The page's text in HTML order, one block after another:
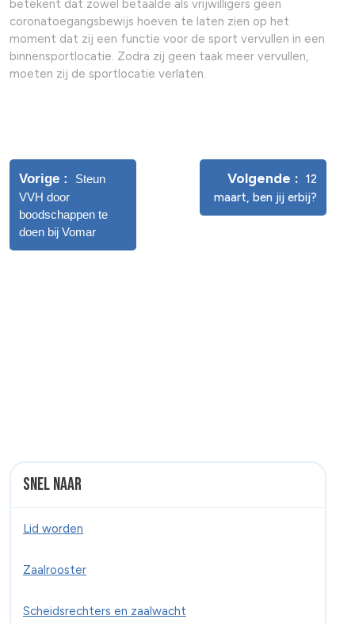
betekent dat zowel betaalde als vrijwilligers geen
coronatoegangsbewijs hoeven te laten zien op het
moment dat zij een functie voor de sport vervullen in een
binnensportlocatie. Zodra zij geen taak meer vervullen,
moeten zij de sportlocatie verlaten.
Vorige
Steun
VVH door
boodschappen te
doen bij Vomar
Volgende
12
maart, ben jij erbij?
Snel naar
Lid worden
Zaalrooster
Scheidsrechters en zaalwacht